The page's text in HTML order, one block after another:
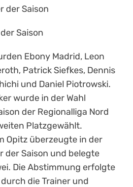
der Saison
Saison
Ebony Madrid, Leon
Patrick Siefkes, Dennis
und Daniel Piotrowski.
wurde in der Wahl
der Regionalliga Nord
Platzgewählt.
Opitz überzeugte in der
der Saison und belegte
. Die Abstimmung erfolgte
die Trainer und